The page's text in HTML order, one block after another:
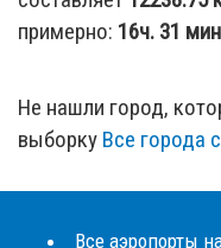
примерно: 16ч. 31
Не нашли город,
выборку Все города
Все аэропорты